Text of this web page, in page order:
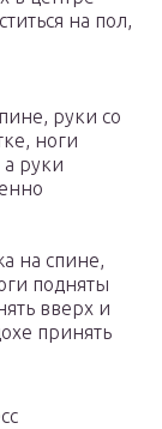
на пол,
руки со
ноги
руки
на спине,
подняты
вверх и
принять